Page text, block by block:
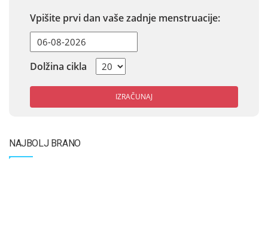
Vpišite prvi dan vaše zadnje menstruacije:
Dolžina cikla
IZRAČUNAJ
NAJBOLJ BRANO